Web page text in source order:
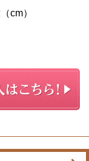
cm）